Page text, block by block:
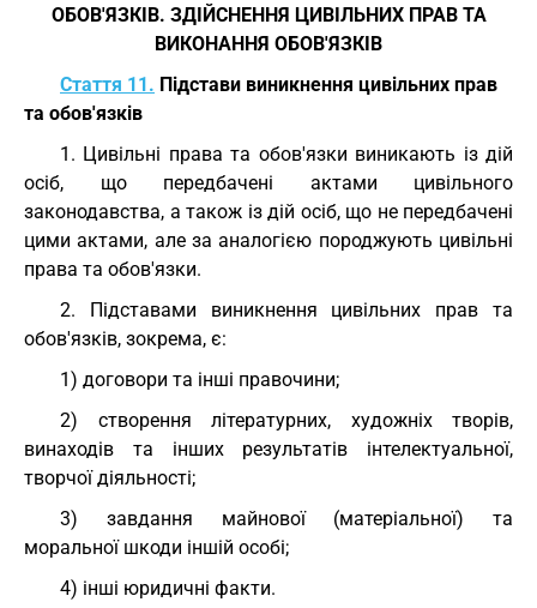
ОБОВ'ЯЗКІВ. ЗДІЙСНЕННЯ ЦИВІЛЬНИХ ПРАВ ТА
ВИКОНАННЯ ОБОВ'ЯЗКІВ
Стаття 11. Підстави виникнення цивільних прав
та обов'язків
1. Цивільні права та обов'язки виникають із дій
осіб, що передбачені актами цивільного
законодавства, а також із дій осіб, що не передбачені
цими актами, але за аналогією породжують цивільні
права та обов'язки.
2. Підставами виникнення цивільних прав та
обов'язків, зокрема, є:
1) договори та інші правочини;
2) створення літературних, художніх творів,
винаходів та інших результатів інтелектуальної,
творчої діяльності;
3) завдання майнової (матеріальної) та
моральної шкоди іншій особі;
4) інші юридичні факти.